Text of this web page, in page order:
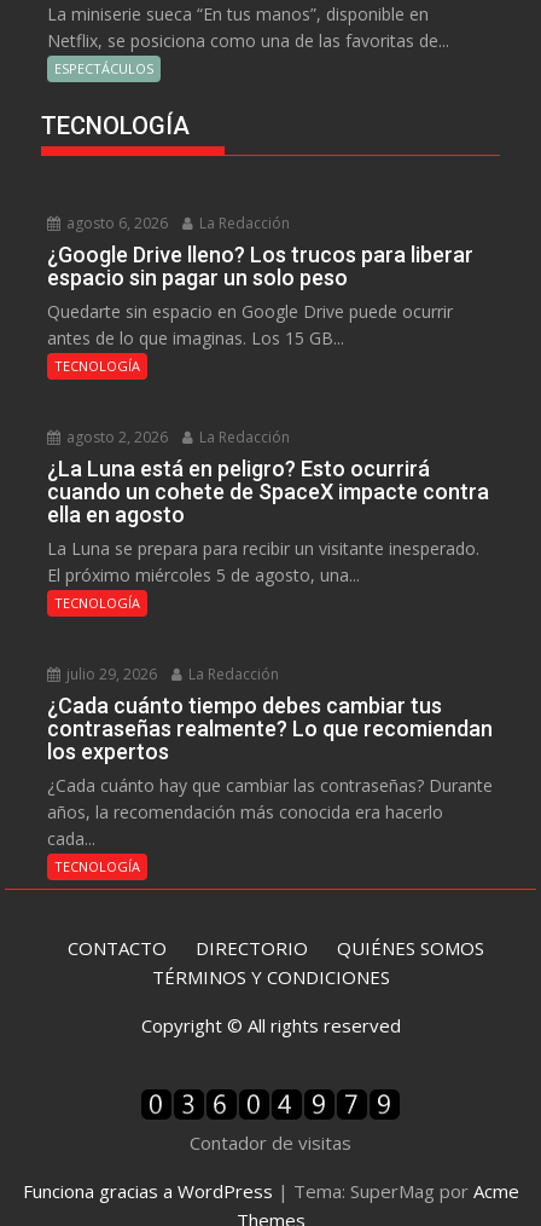
La miniserie sueca “En tus manos”, disponible en
Netflix, se posiciona como una de las favoritas de...
ESPECTÁCULOS
TECNOLOGÍA
agosto 6, 2026 La Redacción
¿Google Drive lleno? Los trucos para liberar
espacio sin pagar un solo peso
Quedarte sin espacio en Google Drive puede ocurrir
antes de lo que imaginas. Los 15 GB...
TECNOLOGÍA
agosto 2, 2026 La Redacción
¿La Luna está en peligro? Esto ocurrirá
cuando un cohete de SpaceX impacte contra
ella en agosto
La Luna se prepara para recibir un visitante inesperado.
El próximo miércoles 5 de agosto, una...
TECNOLOGÍA
julio 29, 2026 La Redacción
¿Cada cuánto tiempo debes cambiar tus
contraseñas realmente? Lo que recomiendan
los expertos
¿Cada cuánto hay que cambiar las contraseñas? Durante
años, la recomendación más conocida era hacerlo
cada...
TECNOLOGÍA
CONTACTO DIRECTORIO QUIÉNES SOMOS
TÉRMINOS Y CONDICIONES
Copyright © All rights reserved
Contador de visitas
Funciona gracias a WordPress | Tema: SuperMag por Acme
Themes